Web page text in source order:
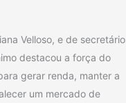
Velloso, e de
destacou a força do
gerar renda, manter a
um mercado de